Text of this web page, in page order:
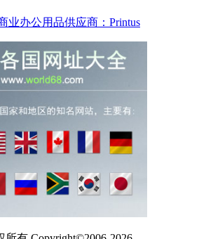
业办公用品供应商：Printus